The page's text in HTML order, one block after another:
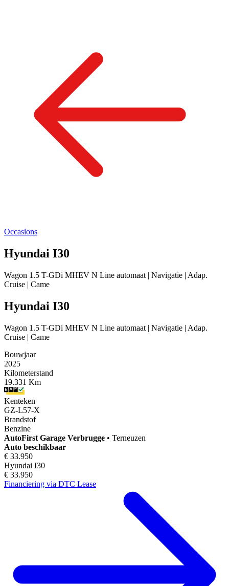
Occasions
Hyundai I30
Wagon 1.5 T-GDi MHEV N Line automaat | Navigatie | Adap.
Cruise | Came
Hyundai I30
Wagon 1.5 T-GDi MHEV N Line automaat | Navigatie | Adap.
Cruise | Came
Bouwjaar
2025
Kilometerstand
19.331 Km
Kenteken
GZ-L57-X
Brandstof
Benzine
AutoFirst Garage Verbrugge • Terneuzen
Auto beschikbaar
€ 33.950
Hyundai I30
€ 33.950
Financiering via DTC Lease